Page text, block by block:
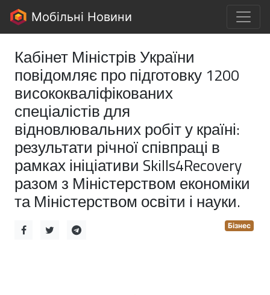
Мобільні Новини
Кабінет Міністрів України
повідомляє про підготовку 1200
висококваліфікованих
спеціалістів для
відновлювальних робіт у країні:
результати річної співпраці в
рамках ініціативи Skills4Recovery
разом з Міністерством економіки
та Міністерством освіти і науки.
Бізнес